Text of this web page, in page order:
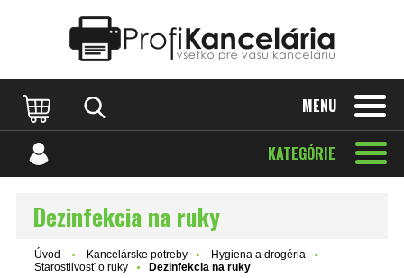
MENU
KATEGÓRIE
Dezinfekcia na ruky
Úvod Kancelárske potreby
Hygiena a drogéria
Starostlivosť o ruky
Dezinfekcia na ruky
Katalóg internetových stránok Designed by Rawpixel.com